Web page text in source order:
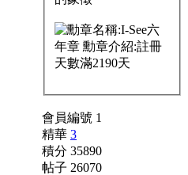
會員編號 1
精華 3
積分 35890
帖子 26070